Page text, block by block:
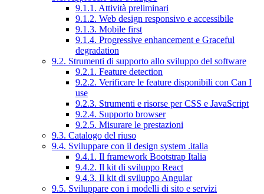
9.1.1. Attività preliminari
9.1.2. Web design responsivo e accessibile
9.1.3. Mobile first
9.1.4. Progressive enhancement e Graceful
degradation
9.2. Strumenti di supporto allo sviluppo del software
9.2.1. Feature detection
9.2.2. Verificare le feature disponibili con Can I
use
9.2.3. Strumenti e risorse per CSS e JavaScript
9.2.4. Supporto browser
9.2.5. Misurare le prestazioni
9.3. Catalogo del riuso
9.4. Sviluppare con il design system .italia
9.4.1. Il framework Bootstrap Italia
9.4.2. Il kit di sviluppo React
9.4.3. Il kit di sviluppo Angular
9.5. Sviluppare con i modelli di sito e servizi